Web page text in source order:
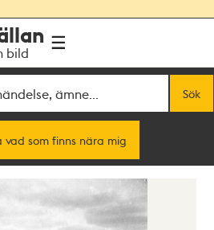
bild
Sök
vad som finns nära mig